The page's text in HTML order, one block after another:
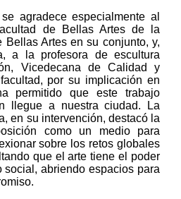
agradece especialmente al
de Bellas Artes de la
Bellas Artes en su conjunto, y,
a la profesora de escultura
Vicedecana de Calidad y
por su implicación en
permitido que este trabajo
llegue a nuestra ciudad. La
en su intervención, destacó la
como un medio para
sobre los retos globales
que el arte tiene el poder
social, abriendo espacios para